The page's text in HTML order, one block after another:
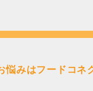
悩みはフードコネ